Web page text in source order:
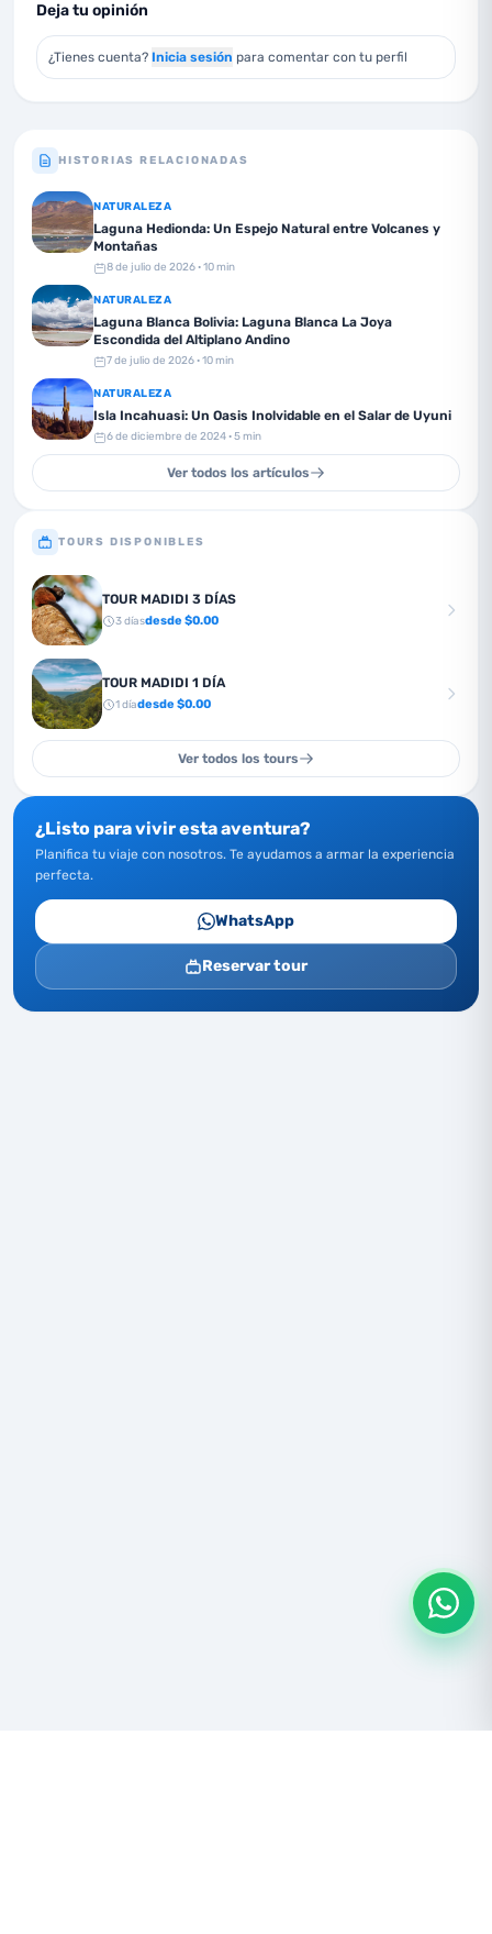
Deja tu opinión
¿Tienes cuenta? Inicia sesión para comentar con tu perfil
HISTORIAS RELACIONADAS
NATURALEZA
Laguna Hedionda: Un Espejo Natural entre Volcanes y
Montañas
8 de julio de 2026· 10 min
NATURALEZA
Laguna Blanca Bolivia: Laguna Blanca La Joya
Escondida del Altiplano Andino
7 de julio de 2026· 10 min
NATURALEZA
Isla Incahuasi: Un Oasis Inolvidable en el Salar de Uyuni
6 de diciembre de 2024· 5 min
Ver todos los artículos
TOURS DISPONIBLES
TOUR MADIDI 3 DÍAS
3díasdesde $0.00
TOUR MADIDI 1 DÍA
1díadesde $0.00
Ver todos los tours
¿Listo para vivir esta aventura?
Planifica tu viaje con nosotros. Te ayudamos a armar la experiencia
perfecta.
WhatsApp
Reservar tour